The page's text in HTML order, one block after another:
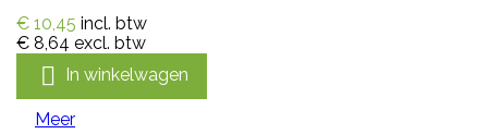
€ 10,45 incl. btw
€ 8,64 excl. btw
 In winkelwagen
Meer